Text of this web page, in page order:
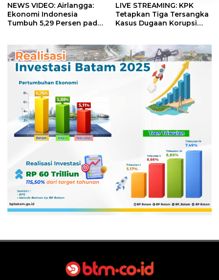
NEWS VIDEO: Airlangga:
Ekonomi Indonesia
Tumbuh 5,29 Persen pada
LIVE STREAMING: KPK
Tetapkan Tiga Tersangka
Kasus Dugaan Korupsi